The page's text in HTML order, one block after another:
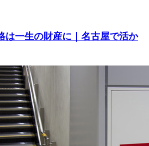
は一生の財産に｜名古屋で活か